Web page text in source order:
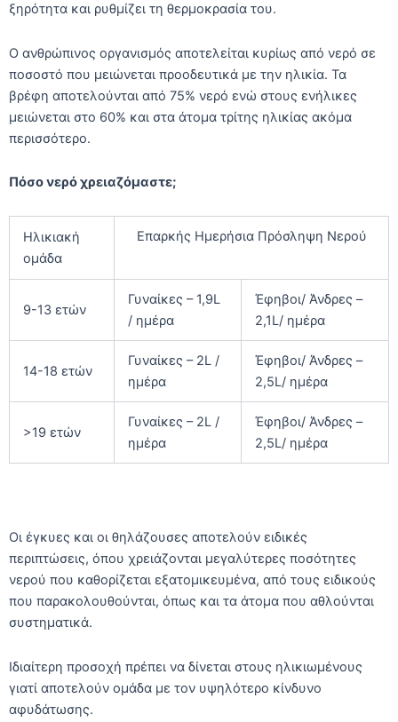
ξηρότητα και ρυθμίζει τη θερμοκρασία του.
Ο ανθρώπινος οργανισμός αποτελείται κυρίως από νερό σε
ποσοστό που μειώνεται προοδευτικά με την ηλικία. Τα
βρέφη αποτελούνται από 75% νερό ενώ στους ενήλικες
μειώνεται στο 60% και στα άτομα τρίτης ηλικίας ακόμα
περισσότερο.
Πόσο νερό χρειαζόμαστε;
Ηλικιακή
ομάδα
Επαρκής Ημερήσια Πρόσληψη Νερού
9-13 ετών
Γυναίκες – 1,9L
/ ημέρα
Έφηβοι/ Άνδρες –
2,1L/ ημέρα
14-18 ετών
Γυναίκες – 2L /
ημέρα
Έφηβοι/ Άνδρες –
2,5L/ ημέρα
>19 ετών
Γυναίκες – 2L /
ημέρα
Έφηβοι/ Άνδρες –
2,5L/ ημέρα
Οι έγκυες και οι θηλάζουσες αποτελούν ειδικές
περιπτώσεις, όπου χρειάζονται μεγαλύτερες ποσότητες
νερού που καθορίζεται εξατομικευμένα, από τους ειδικούς
που παρακολουθούνται, όπως και τα άτομα που αθλούνται
συστηματικά.
Ιδιαίτερη προσοχή πρέπει να δίνεται στους ηλικιωμένους
γιατί αποτελούν ομάδα με τον υψηλότερο κίνδυνο
αφυδάτωσης.